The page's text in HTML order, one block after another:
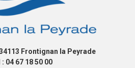
Frontignan la Peyrade
: 04 67 18 50 00